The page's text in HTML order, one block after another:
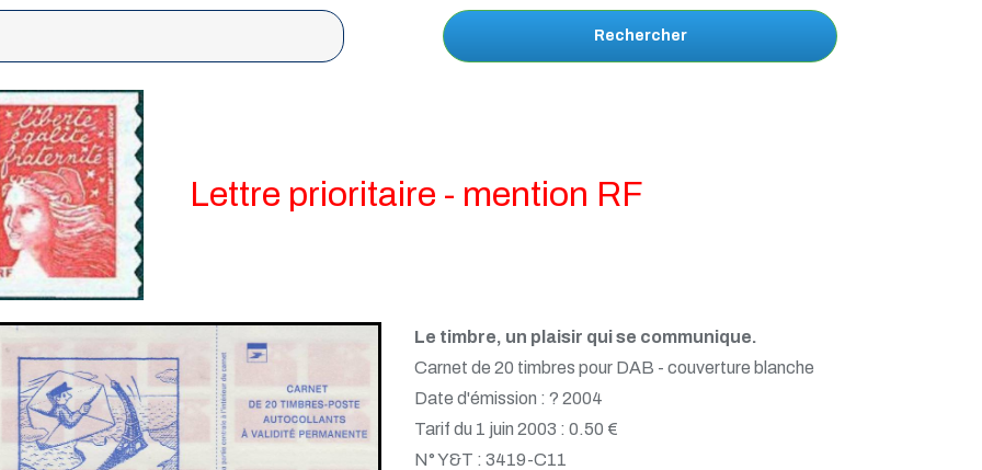
Rechercher
Lettre prioritaire - mention RF
Le timbre, un plaisir qui se communique.
Carnet de 20 timbres pour DAB - couverture blanche
Date d'émission : ? 2004
Tarif du 1 juin 2003 : 0.50 €
N° Y&T : 3419-C11